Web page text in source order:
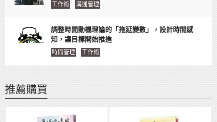
工作術 溝通管理
調整時間動機理論的「拖延變數」，設計時間感
知，讓目標開始推進
時間管理 工作術
推薦購買